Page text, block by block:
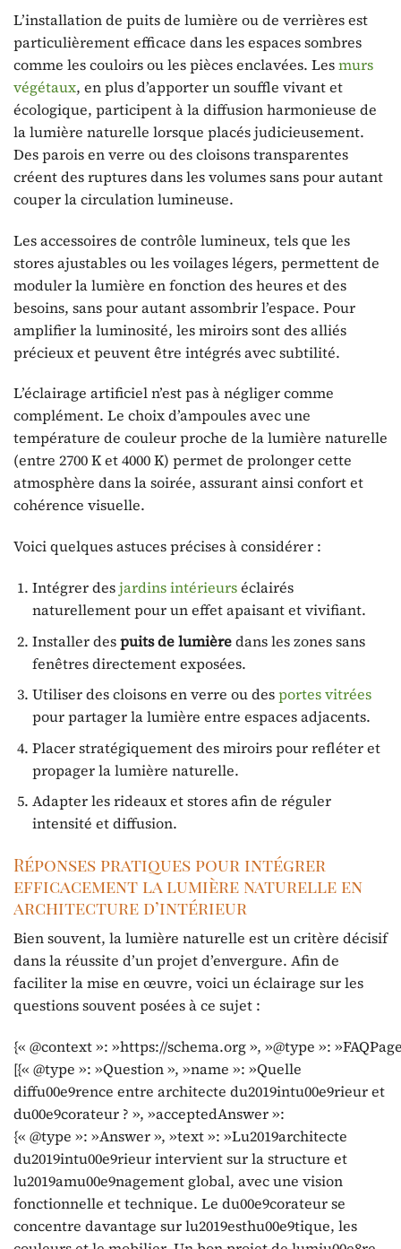
L’installation de puits de lumière ou de verrières est
particulièrement efficace dans les espaces sombres
comme les couloirs ou les pièces enclavées. Lesmurs
végétaux, en plus d’apporter un souffle vivant et
écologique, participent à la diffusion harmonieuse de
la lumière naturelle lorsque placés judicieusement.
Des parois en verre ou des cloisons transparentes
créent des ruptures dans les volumes sans pour autant
couper la circulation lumineuse.
Les accessoires de contrôle lumineux, tels que les
stores ajustables ou les voilages légers, permettent de
moduler la lumière en fonction des heures et des
besoins, sans pour autant assombrir l’espace. Pour
amplifier la luminosité, les miroirs sont des alliés
précieux et peuvent être intégrés avec subtilité.
L’éclairage artificiel n’est pas à négliger comme
complément. Le choix d’ampoules avec une
température de couleur proche de la lumière naturelle
(entre 2700 K et 4000 K) permet de prolonger cette
atmosphère dans la soirée, assurant ainsi confort et
cohérence visuelle.
Voici quelques astuces précises à considérer :
Intégrer desjardins intérieurséclairés
naturellement pour un effet apaisant et vivifiant.
Installer despuits de lumièredans les zones sans
fenêtres directement exposées.
Utiliser des cloisons en verre ou desportes vitrées
pour partager la lumière entre espaces adjacents.
Placer stratégiquement des miroirs pour refléter et
propager la lumière naturelle.
Adapter les rideaux et stores afin de réguler
intensité et diffusion.
Réponses pratiques pour intégrer
efficacement la lumière naturelle en
architecture d’intérieur
Bien souvent, la lumière naturelle est un critère décisif
dans la réussite d’un projet d’envergure. Afin de
faciliter la mise en œuvre, voici un éclairage sur les
questions souvent posées à ce sujet :
{« @context »: »https://schema.org », »@type »:
[{« @type »: »Question », »name »: »Quelle
diffu00e9rence entre architecte du2019intu00e9rieur et
du00e9corateur ? », »acceptedAnswer »:
{« @type »: »Answer », »text »: »Lu2019architecte
du2019intu00e9rieur intervient sur la structure et
lu2019amu00e9nagement global, avec une vision
fonctionnelle et technique. Le du00e9corateur se
concentre davantage sur lu2019esthu00e9tique, les